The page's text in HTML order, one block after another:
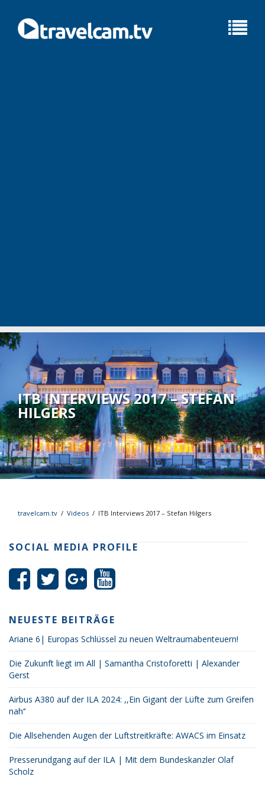
ITB INTERVIEWS 2017 – STEFAN
HILGERS
travelcam.tv / Videos / ITB Interviews 2017 – Stefan Hilgers
SOCIAL MEDIA PROFILE
NEUESTE BEITRÄGE
Ariane 6| Europas Schlüssel zu neuen Weltraumabenteuern!
Die Zukunft liegt im All | Samantha Cristoforetti | Alexander
Gerst
Airbus A380 auf der ILA 2024: ,,Ein Gigant der Lüfte zum Greifen
nah‘‘
Die Allsehenden Augen der Luftstreitkräfte: AWACS im Einsatz
Presserundgang auf der ILA | Mit dem Bundeskanzler Olaf
Scholz